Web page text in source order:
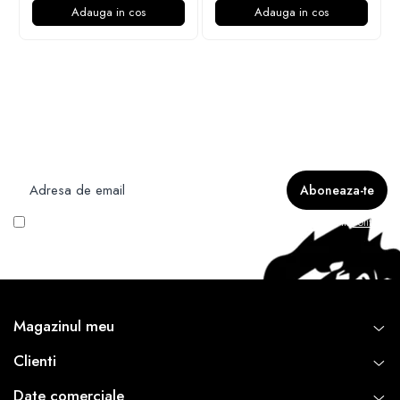
Adauga in cos Adauga in cos
Vreau să primesc newsletter cu promoțiile magazinului. Află mai multe în Politica
Magazinul meu
Clienti
Date comerciale